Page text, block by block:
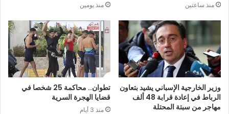
منذ ساعتين منذ يومين
وزير الخارجية الإسباني يشيد بتعاون
الرباط في إعادة قرابة 48 ألف
مهاجر من سبتة المحتلة
تطوان.. محاكمة 25 شخصا في
قضايا الهجرة السرية
منذ 3 أيام